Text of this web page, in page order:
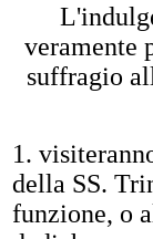
veramente
suffragio
1.
della SS.
funzione, o